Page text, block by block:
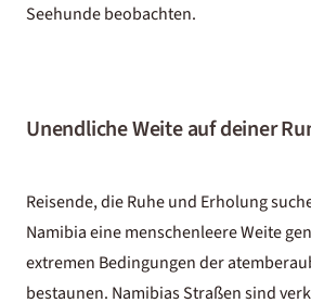
Seehunde beobachten.
Unendliche Weite auf deiner
Reisende, die Ruhe und Erholung
Namibia eine menschenleere Weite
extremen Bedingungen der
bestaunen. Namibias Straßen sind